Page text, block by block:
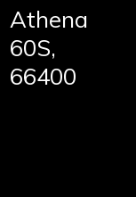
Athena
60S,
66400